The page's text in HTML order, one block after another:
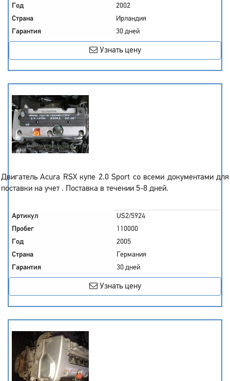
Год
2002
Страна
Ирландия
Гарантия
30 дней
Узнать цену
Двигатель Acura RSX купе 2.0 Sport со всеми документами для
поставки на учет . Поставка в течении 5-8 дней.
Артикул
US2/5924
Пробег
110000
Год
2005
Страна
Германия
Гарантия
30 дней
Узнать цену